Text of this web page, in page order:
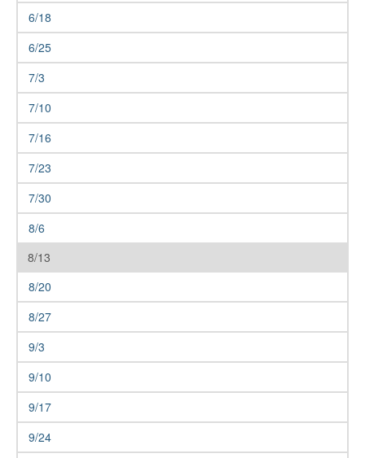
6/18
6/25
7/3
7/10
7/16
7/23
7/30
8/6
8/13
8/20
8/27
9/3
9/10
9/17
9/24